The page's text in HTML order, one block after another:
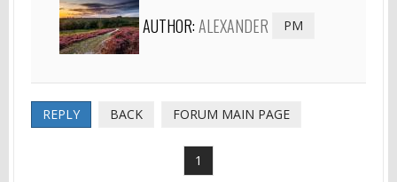
AUTHOR:ALEXANDER PM
REPLY BACK FORUM MAIN PAGE
1